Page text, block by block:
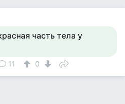
часть тела у
11 0